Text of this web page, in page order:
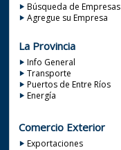
Búsqueda de Empresas
Agregue su Empresa
La Provincia
Info General
Transporte
Puertos de Entre Ríos
Energía
Comercio Exterior
Exportaciones